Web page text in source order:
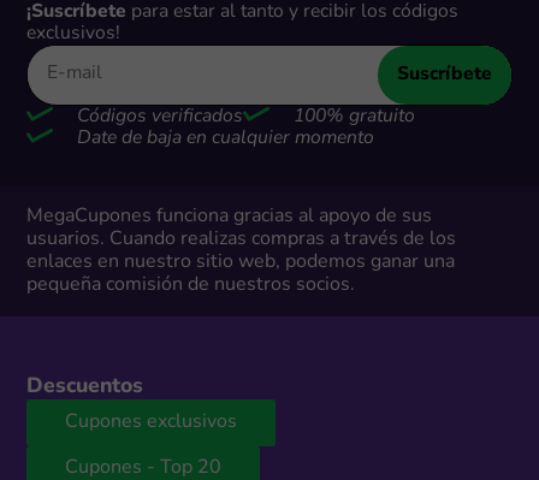
¡Suscríbete para estar al tanto y recibir los códigos
exclusivos!
Suscríbete
Códigos verificados
100% gratuito
Date de baja en cualquier momento
MegaCupones funciona gracias al apoyo de sus
usuarios. Cuando realizas compras a través de los
enlaces en nuestro sitio web, podemos ganar una
pequeña comisión de nuestros socios.
Descuentos
Cupones exclusivos
Cupones - Top 20